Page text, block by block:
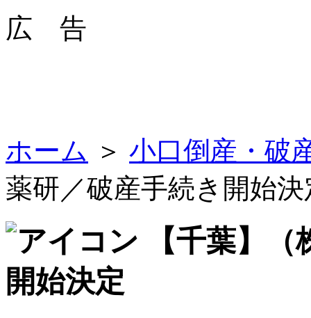
広 告
ホーム ＞ 小口倒産・破
薬研／破産手続き開始決
【千葉】
開始決定